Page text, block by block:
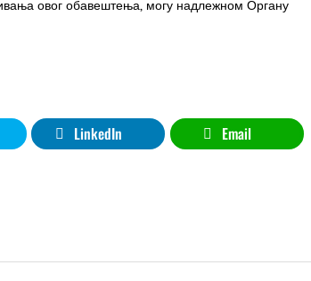
овог обавештења, могу надлежном Органу
LinkedIn Email